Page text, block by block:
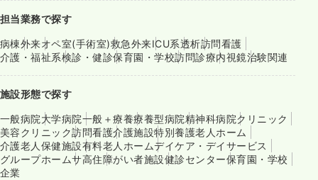
担当業務で探す
病棟外来オペ室(手術室)救急外来ICU系透析訪問看護
介護・福祉系検診・健診保育園・学校訪問診療内視鏡治験関連
施設形態で探す
一般病院大学病院一般＋療養療養型病院精神科病院クリニック
美容クリニック訪問看護介護施設特別養護老人ホーム
介護老人保健施設有料老人ホームデイケア・デイサービス
グループホームサ高住障がい者施設健診センター保育園・学校
企業